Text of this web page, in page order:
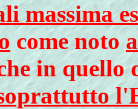
massima
come noto
in quello